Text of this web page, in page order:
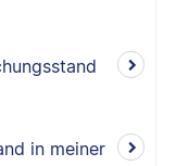
in meiner